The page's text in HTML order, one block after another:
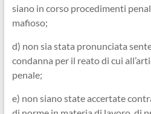
siano in corso procedimenti
mafioso;
d) non sia stata pronunciata
condanna per il reato di cui
penale;
e) non siano state accertate